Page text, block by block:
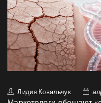
Лидия Ковальчук